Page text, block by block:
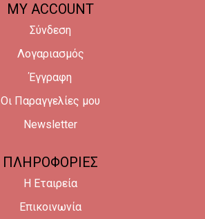
MY ACCOUNT
Σύνδεση
Λογαριασμός
Έγγραφη
Οι Παραγγελίες μου
Newsletter
ΠΛΗΡΟΦΟΡΙΕΣ
Η Εταιρεία
Επικοινωνία